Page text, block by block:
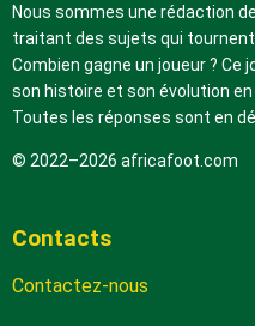
Nous sommes une rédaction
traitant des sujets qui tournent
Combien gagne un joueur ? Ce
son histoire et son évolution
Toutes les réponses sont en
© 2022–2026 africafoot.com
Contacts
Contactez-nous